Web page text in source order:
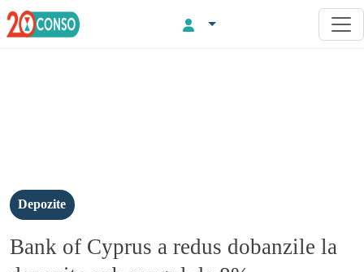
Depozite
Bank of Cyprus a redus dobanzile la